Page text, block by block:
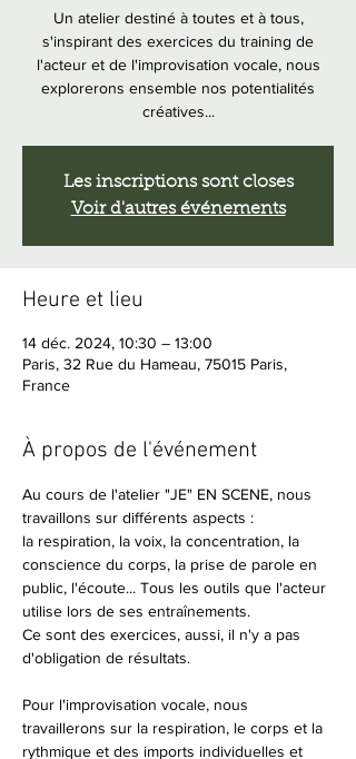
Un atelier destiné à toutes et à tous,
s'inspirant des exercices du training de
l'acteur et de l'improvisation vocale, nous
explorerons ensemble nos potentialités
créatives...
Les inscriptions sont closes
Voir d'autres événements
Heure et lieu
14 déc. 2024, 10:30 – 13:00
Paris, 32 Rue du Hameau, 75015 Paris,
France
À propos de l'événement
Au cours de l'atelier "JE" EN SCENE, nous
travaillons sur différents aspects :
la respiration, la voix, la concentration, la
conscience du corps, la prise de parole en
public, l'écoute... Tous les outils que l'acteur
utilise lors de ses entraînements.
Ce sont des exercices, aussi, il n'y a pas
d'obligation de résultats.
Pour l'improvisation vocale, nous
travaillerons sur la respiration, le corps et la
rythmique et des imports individuelles et